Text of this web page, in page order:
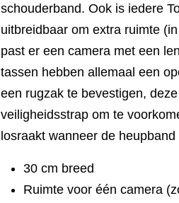
schouderband. Ook is iedere
uitbreidbaar om extra ruimte
past er een camera met een
tassen hebben allemaal een
een rugzak te bevestigen,
veiligheidsstrap om te
losraakt wanneer de
30 cm breed
Ruimte voor één camera